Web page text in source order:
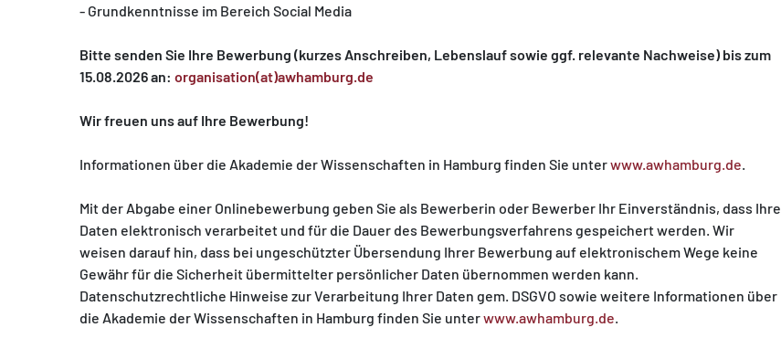
- Grundkenntnisse im Bereich Social Media
Bitte senden Sie Ihre Bewerbung (kurzes Anschreiben, Lebenslauf sowie ggf. relevante Nachweise) bis zum
15.08.2026 an: organisation(at)awhamburg.de
Wir freuen uns auf Ihre Bewerbung!
Informationen über die Akademie der Wissenschaften in Hamburg finden Sie unterwww.awhamburg.de.
Mit der Abgabe einer Onlinebewerbung geben Sie als Bewerberin oder Bewerber Ihr Einverständnis, dass Ihre
Daten elektronisch verarbeitet und für die Dauer des Bewerbungsverfahrens gespeichert werden. Wir
weisen darauf hin, dass bei ungeschützter Übersendung Ihrer Bewerbung auf elektronischem Wege keine
Gewähr für die Sicherheit übermittelter persönlicher Daten übernommen werden kann.
Datenschutzrechtliche Hinweise zur Verarbeitung Ihrer Daten gem. DSGVO sowie weitere Informationen über
die Akademie der Wissenschaften in Hamburg finden Sie unterwww.awhamburg.de.